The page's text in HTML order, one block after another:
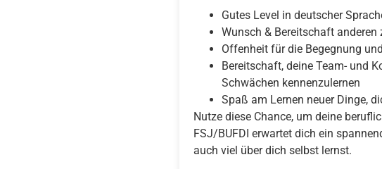
Gutes Level in deutscher
Wunsch & Bereitschaft
Offenheit für die Begegnung
Bereitschaft, deine Team- und
Schwächen kennenzulernen
Spaß am Lernen neuer Dinge,
Nutze diese Chance, um deine
FSJ/BUFDI erwartet dich ein
auch viel über dich selbst lernst.